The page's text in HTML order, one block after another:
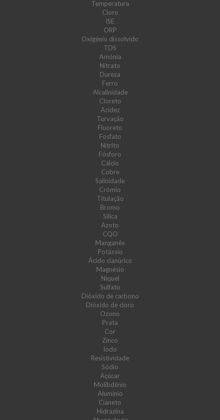
Temperatura
Cloro
ISE
ORP
Oxigénio dissolvido
TDS
Amónia
Nitrato
Dureza
Ferro
Alcalinidade
Cloreto
Acidez
Turvação
Fluoreto
Fosfato
Nitrito
Fósforo
Cálcio
Cobre
Salinidade
Crómio
Titulação
Bromo
Sílica
Azoto
CQO
Manganês
Potássio
Ácido cianúrico
Magnésio
Níquel
Sulfato
Dióxido de carbono
Dióxido de cloro
Ozono
Prata
Cor
Zinco
Iodo
Resistividade
Sódio
Açúcar
Molibdénio
Alumínio
Cianeto
Hidrazina